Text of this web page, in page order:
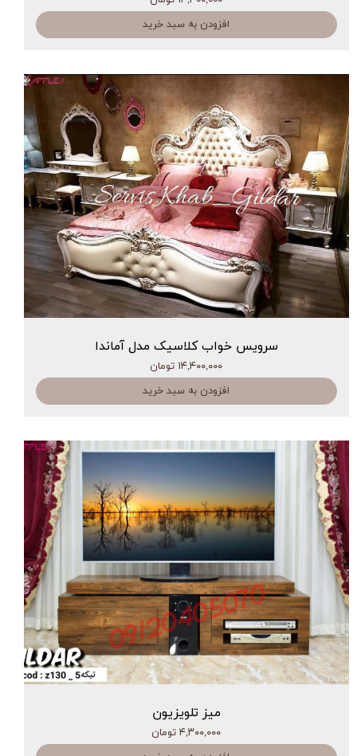
افزودن به سبد خرید
سرویس خواب کلاسیک مدل آماندا
۱۴,۴۰۰,۰۰۰ تومان
افزودن به سبد خرید
میز تلویزیون
۴,۳۰۰,۰۰۰ تومان